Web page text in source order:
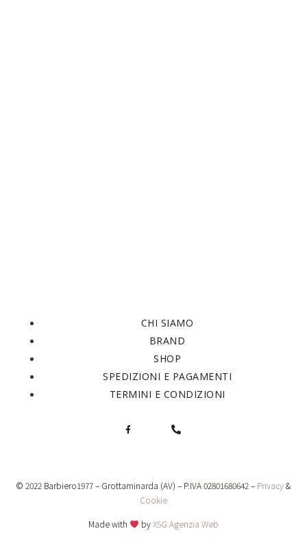
CHI SIAMO
BRAND
SHOP
SPEDIZIONI E PAGAMENTI
TERMINI E CONDIZIONI
© 2022 Barbiero1977 – Grottaminarda (AV) – P.IVA 02801680642 – Privacy&
Cookie
Made with byX5G Agenzia Web